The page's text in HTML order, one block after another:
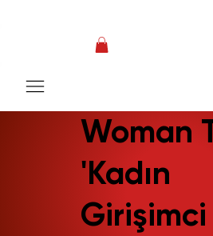
Woman
'Kadın
Girişimci